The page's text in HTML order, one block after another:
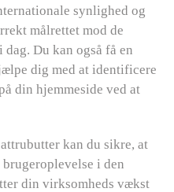
synlighed og
målrettet mod de
Du kan også få en
dig med at identificere
din hjemmeside ved at
attrubutter kan du sikre, at
i den
din virksomheds vækst